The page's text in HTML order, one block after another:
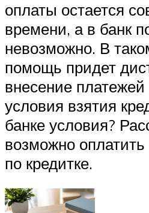
оплаты остается
времени, а в банк
невозможно. В
помощь придет
внесение платежей
условия взятия
банке условия?
возможно
по кредитке.